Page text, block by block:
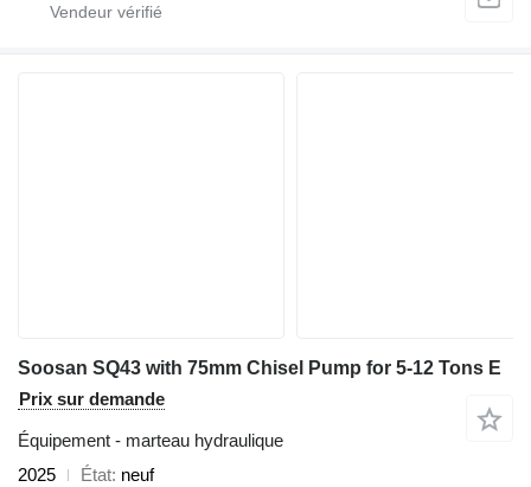
Soosan SQ43 with 75mm Chisel Pump for 5-12 Tons E
Prix sur demande
Équipement - marteau hydraulique
2025
État neuf